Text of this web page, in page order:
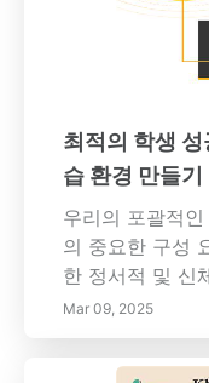
미치는 요인도
아동의 인지 기
육 전략에 대한
판적 사고 및 문
습 환경을 만드
오. 상세한 통
한 내용을 읽어보
최적의 학생
습 환경 만들기
우리의 포괄적
의 중요한 구성
한 정서적 및 신
해하고, 효과적
역할 및 포용성
를 발견하십시
Mar 09, 2025